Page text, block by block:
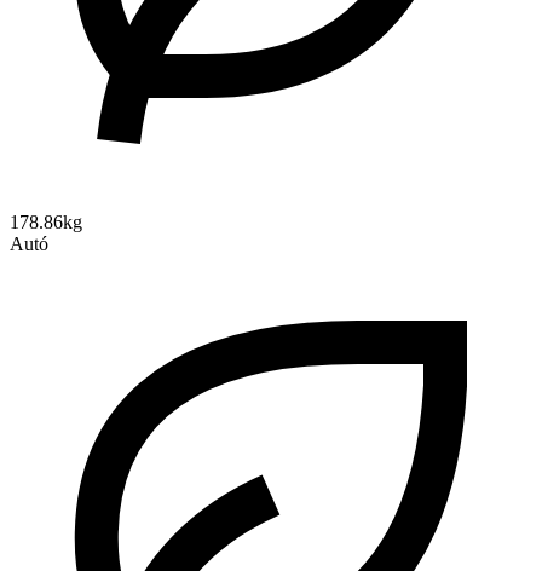
178.86kg
Autó